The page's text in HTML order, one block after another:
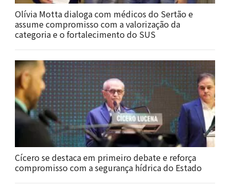
Olívia Motta dialoga com médicos do Sertão e
assume compromisso com a valorização da
categoria e o fortalecimento do SUS
Cícero se destaca em primeiro debate e reforça
compromisso com a segurança hídrica do Estado